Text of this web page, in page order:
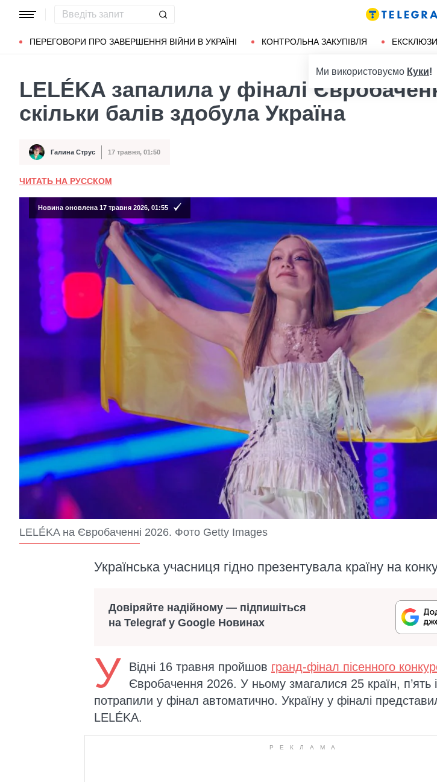
ПЕРЕГОВОРИ ПРО ЗАВЕРШЕННЯ ВІЙНИ В УКРАЇНІ КОНТРОЛЬНА ЗАКУПІВЛЯ
Популярні запити Маріуполь Донбас
Ми використовуємо Куки!
LELÉKA запалила у фіналі
скільки балів здобула Україна
Автор Галина Струс
Дата публікації 17 травня, 01:50
ЧИТАТЬ НА РУССКОМ
Новина оновлена 17 травня 2026, 01:55
LELÉKA на Євробаченні 2026. Фото Getty Images
Українська учасниця гідно презентувала країну на
Довіряйте надійному — підпишіться
на Telegraf у Google Новинах
У Відні 16 травня пройшов гранд-фінал пісенного
Євробачення 2026. У ньому змагалися 25 країн, п’ять
потрапили у фінал автоматично. Україну у фіналі
LELÉKA.